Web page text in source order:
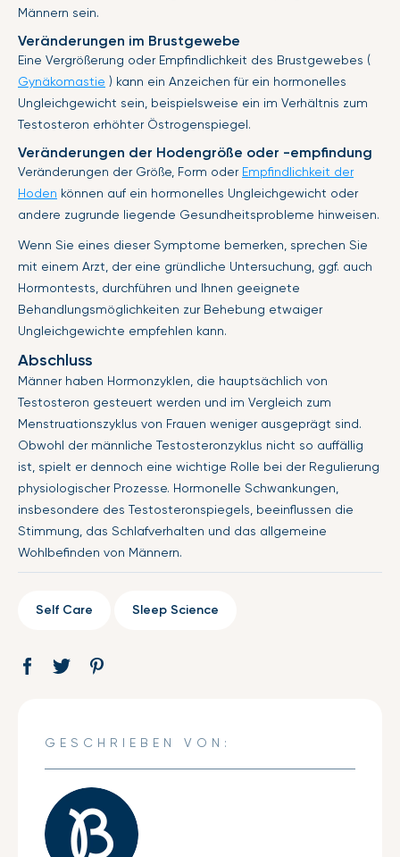
Männern sein.
Veränderungen im Brustgewebe
Eine Vergrößerung oder Empfindlichkeit des Brustgewebes (
Gynäkomastie ) kann ein Anzeichen für ein hormonelles
Ungleichgewicht sein, beispielsweise ein im Verhältnis zum
Testosteron erhöhter Östrogenspiegel.
Veränderungen der Hodengröße oder -empfindung
Veränderungen der Größe, Form oder Empfindlichkeit der
Hoden können auf ein hormonelles Ungleichgewicht oder
andere zugrunde liegende Gesundheitsprobleme hinweisen.
Wenn Sie eines dieser Symptome bemerken, sprechen Sie
mit einem Arzt, der eine gründliche Untersuchung, ggf. auch
Hormontests, durchführen und Ihnen geeignete
Behandlungsmöglichkeiten zur Behebung etwaiger
Ungleichgewichte empfehlen kann.
Abschluss
Männer haben Hormonzyklen, die hauptsächlich von
Testosteron gesteuert werden und im Vergleich zum
Menstruationszyklus von Frauen weniger ausgeprägt sind.
Obwohl der männliche Testosteronzyklus nicht so auffällig
ist, spielt er dennoch eine wichtige Rolle bei der Regulierung
physiologischer Prozesse. Hormonelle Schwankungen,
insbesondere des Testosteronspiegels, beeinflussen die
Stimmung, das Schlafverhalten und das allgemeine
Wohlbefinden von Männern.
Self Care Sleep Science
Auf
Öffnet
Tweet
Öffnet
GESCHRIEBEN VON: